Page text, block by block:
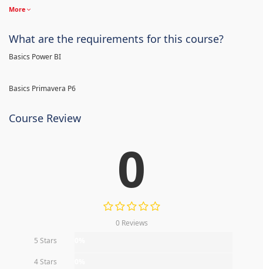
More
What are the requirements for this course?
Basics Power BI
Basics Primavera P6
Course Review
0
0 Reviews
5 Stars
4 Stars